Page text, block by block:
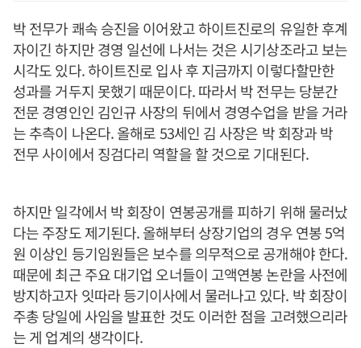
박 전무가 쾌속 승진을 이어왔고 하이트진로의 유일한 후계
자이긴 하지만 경영 일선에 나서는 것은 시기상조라고 보는
시각도 있다. 하이트진로 입사 후 지금까지 이렇다할만한
성과를 거두지 못했기 때문이다. 따라서 박 전무는 당분간
전문 경영인인 김인규 사장의 뒤에서 경영수업을 받을 거라
는 추측이 나온다. 올해로 53세인 김 사장은 박 회장과 박
전무 사이에서 징검다리 역할을 할 것으로 기대된다.
하지만 일각에서 박 회장이 연봉공개를 피하기 위해 물러났
다는 주장도 제기된다. 올해부터 상장기업의 경우 연봉 5억
원 이상인 등기임원들은 보수를 의무적으로 공개해야 한다.
때문에 최근 주요 대기업 오너들이 고액연봉 논란을 사전에
방지하고자 잇따라 등기이사에서 물러나고 있다. 박 회장이
주총 당일에 사임을 발표한 것도 이러한 점을 고려했으리라
는 게 업계의 생각이다.